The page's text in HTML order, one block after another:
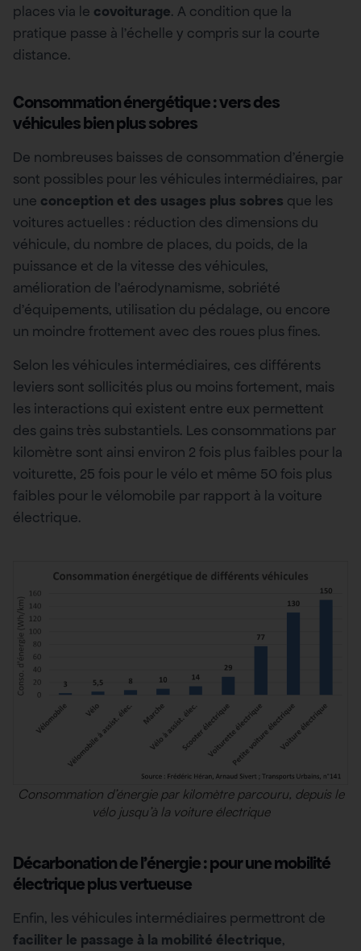
places via le covoiturage. A condition que la
pratique passe à l’échelle y compris sur la courte
distance.
Consommation énergétique : vers des
véhicules bien plus sobres
De nombreuses baisses de consommation d’énergie
sont possibles pour les véhicules intermédiaires, par
une conception et des usages plus sobres que les
voitures actuelles : réduction des dimensions du
véhicule, du nombre de places, du poids, de la
puissance et de la vitesse des véhicules,
amélioration de l’aérodynamisme, sobriété
d’équipements, utilisation du pédalage, ou encore
un moindre frottement avec des roues plus fines.
Selon les véhicules intermédiaires, ces différents
leviers sont sollicités plus ou moins fortement, mais
les interactions qui existent entre eux permettent
des gains très substantiels. Les consommations par
kilomètre sont ainsi environ 2 fois plus faibles pour la
voiturette, 25 fois pour le vélo et même 50 fois plus
faibles pour le vélomobile par rapport à la voiture
électrique.
Consommation d’énergie par kilomètre parcouru, depuis le
vélo jusqu’à la voiture électrique
Décarbonation de l’énergie : pour une mobilité
électrique plus vertueuse
Enfin, les véhicules intermédiaires permettront de
faciliter le passage à la mobilité électrique,